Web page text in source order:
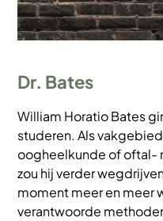
Dr. Bates
William Horatio Bates
studeren. Als
oogheelkunde of oftal-
zou hij verder
moment meer en meer
verantwoorde